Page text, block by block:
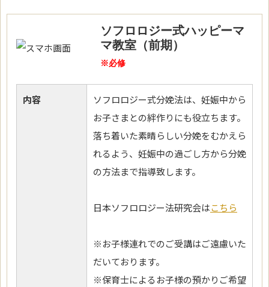
ソフロロジー式ハッピーマ
マ教室（前期）
※必修
内容
ソフロロジー式分娩法は、妊娠中から
お子さまとの絆作りにも役立ちます。
落ち着いた素晴らしい分娩をむかえら
れるよう、妊娠中の過ごし方から分娩
の方法まで指導致します。
日本ソフロロジー法研究会はこちら
※お子様連れでのご受講はご遠慮いた
だいております。
※保育士によるお子様の預かりご希望